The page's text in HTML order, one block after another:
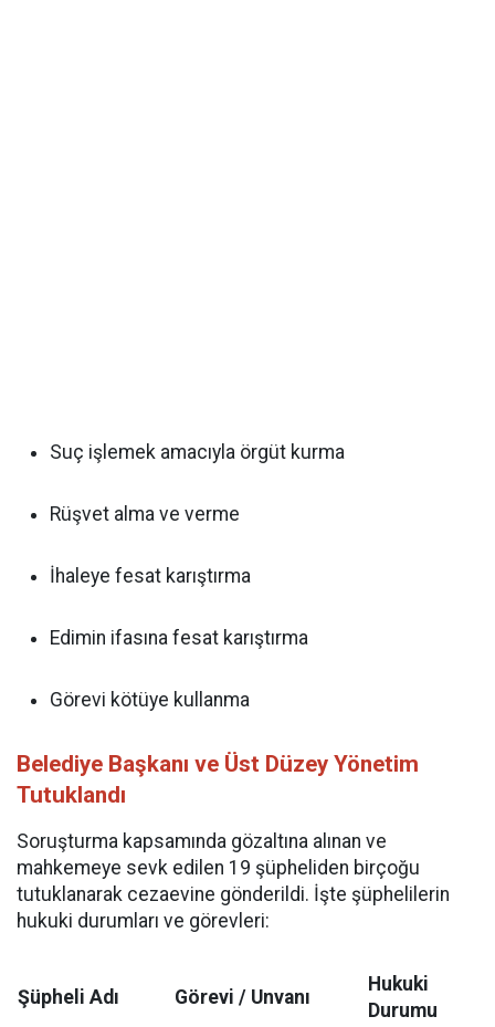
Suç işlemek amacıyla örgüt kurma
Rüşvet alma ve verme
İhaleye fesat karıştırma
Edimin ifasına fesat karıştırma
Görevi kötüye kullanma
Belediye Başkanı ve Üst Düzey Yönetim
Tutuklandı
Soruşturma kapsamında gözaltına alınan ve
mahkemeye sevk edilen 19 şüpheliden birçoğu
tutuklanarak cezaevine gönderildi. İşte şüphelilerin
hukuki durumları ve görevleri:
Şüpheli Adı Görevi / Unvanı
Hukuki
Durumu